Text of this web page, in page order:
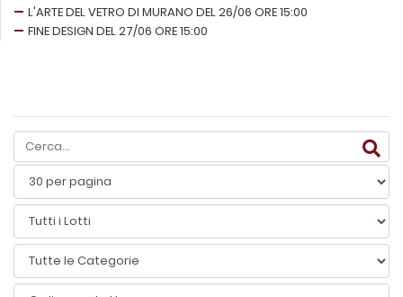
L'ARTE DEL VETRO DI MURANO DEL 26/06 ORE 15:00
FINE DESIGN DEL 27/06 ORE 15:00